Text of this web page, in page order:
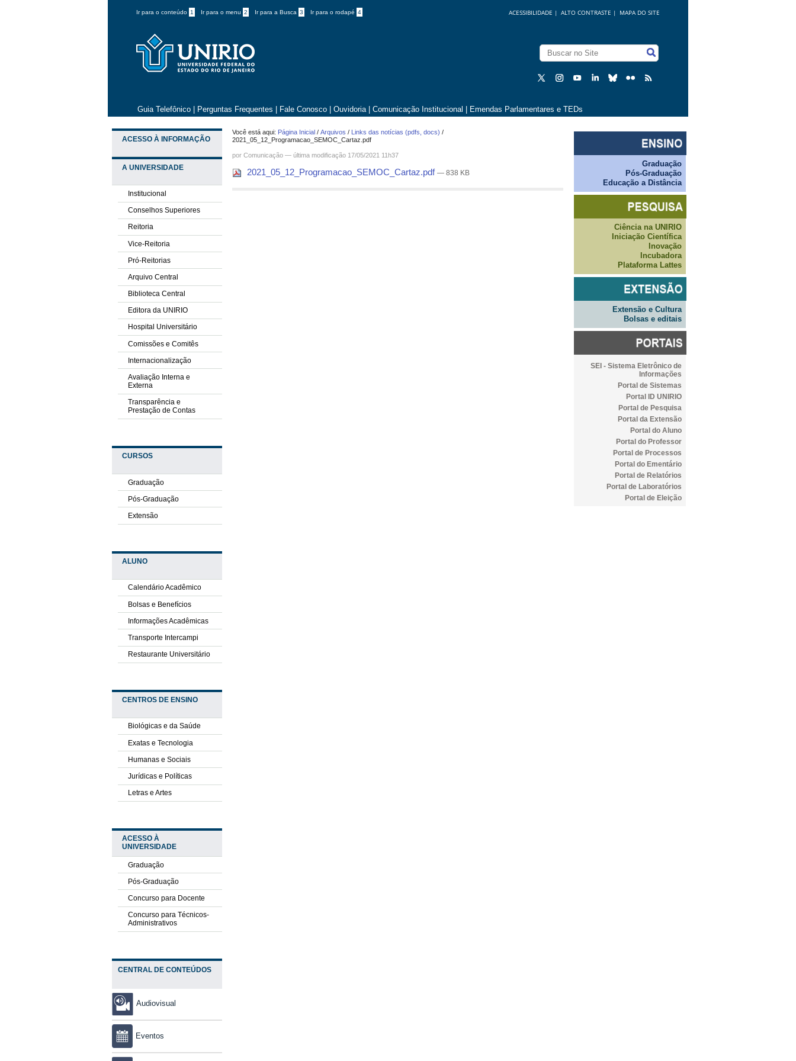
Ir para o conteúdo 1 Ir para o menu 2 Ir para a Busca 3 Ir para o rodapé 4 MAPA DO SITE
ALTO CONTRASTE |
ACESSIBILIDADE |
Guia Telefônico Perguntas Frequentes Fale Conosco Ouvidoria Comunicação Institucional Emendas Parlamentares e TEDs
ACESSO À INFORMAÇÃO
A UNIVERSIDADE
Institucional
Conselhos Superiores
Reitoria
Vice-Reitoria
Pró-Reitorias
Arquivo Central
Biblioteca Central
Editora da UNIRIO
Hospital Universitário
Comissões e Comitês
Internacionalização
Avaliação Interna e
Externa
Transparência e
Prestação de Contas
CURSOS
Graduação
Pós-Graduação
Extensão
ALUNO
Calendário Acadêmico
Bolsas e Benefícios
Informações Acadêmicas
Transporte Intercampi
Restaurante Universitário
CENTROS DE ENSINO
Biológicas e da Saúde
Exatas e Tecnologia
Humanas e Sociais
Jurídicas e Políticas
Letras e Artes
ACESSO À
UNIVERSIDADE
Graduação
Pós-Graduação
Concurso para Docente
Concurso para Técnicos-
Administrativos
CENTRAL DE CONTEÚDOS
Audiovisual
Eventos
Você está aqui: Página Inicial /Arquivos / Links das notícias (pdfs, docs) /
2021_05_12_Programacao_SEMOC_Cartaz.pdf
porComunicação —última modificação 17/05/2021 11h37
2021_05_12_Programacao_SEMOC_Cartaz.pdf— 838 KB
Graduação
Pós-Graduação
Educação a Distância
Ciência na UNIRIO
Iniciação Científica
Inovação
Incubadora
Plataforma Lattes
Extensão e Cultura
Bolsas e editais
SEI - Sistema Eletrônico de
Informações
Portal de Sistemas
Portal ID UNIRIO
Portal de Pesquisa
Portal da Extensão
Portal do Aluno
Portal do Professor
Portal de Processos
Portal do Ementário
Portal de Relatórios
Portal de Laboratórios
Portal de Eleição